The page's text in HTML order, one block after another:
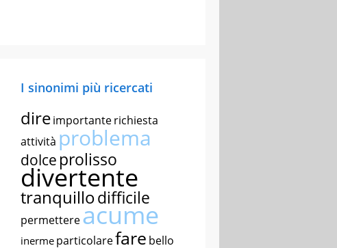
I sinonimi più ricercati
direimportanterichiesta
attività problema
dolce prolisso
divertente
tranquillodifficile
permettereacume
inerme particolarefare bello